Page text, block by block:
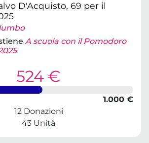
D'Acquisto, 69 per il
A scuola con il Pomodoro
524 €
1.000 €
12 Donazioni
43 Unità